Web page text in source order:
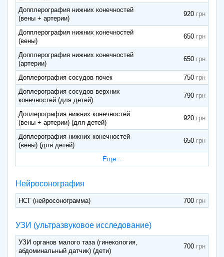
Допплерография нижних конечностей
(вены + артерии)
920
Допплерография нижних конечностей
(вены)
650
Допплерография нижних конечностей
(артерии)
650
Доплерография сосудов почек
750
Доплерография сосудов верхних
конечностей (для детей)
790
Доплерография нижних конечностей
(вены + артерии) (для детей)
920
Доплерография нижних конечностей
(вены) (для детей)
650
Еще...
Нейросонография
НСГ (нейросонограмма) 700
УЗИ (ультразвуковое исследование)
УЗИ органов малого таза (гинекология,
абдоминальный датчик) (дети)
700